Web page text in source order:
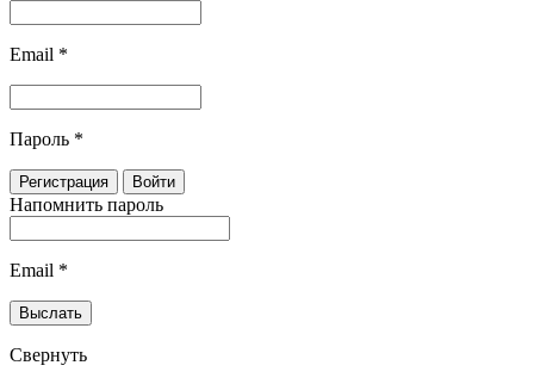
Email *
Пароль *
Напомнить пароль
Email *
Свернуть